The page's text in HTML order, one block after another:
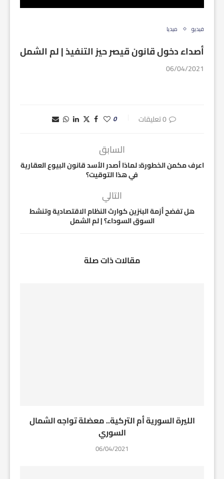
فيديو ميديا
أصداء دخول قانون قيصر حيز التنفيذ | لم الشمل
06/04/2021
0 تعليقات 0
السابق
اعرف مكمن الخطورة: لماذا أصدر الأسد قانون البيوع العقارية
في هذا التوقيت؟
التالي
هل تفضح أزمة البنزين كوارث النظام الاقتصادية وتنشط
السوق السوداء؟ | لم الشمل
مقالات ذات صلة
الليرة السورية أم التركية.. معضلة تواجه الشمال
السوري
06/04/2021